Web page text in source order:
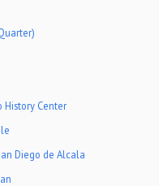
History Center
Diego de Alcala